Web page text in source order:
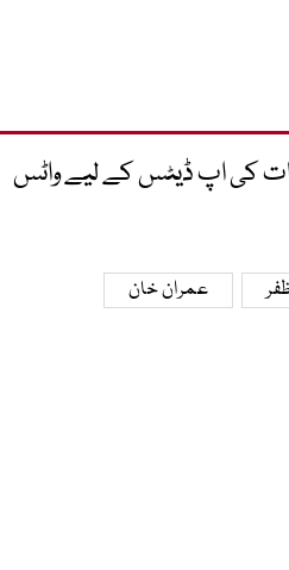
کی اپ ڈیٹس کے لیے واٹس
عمران خان